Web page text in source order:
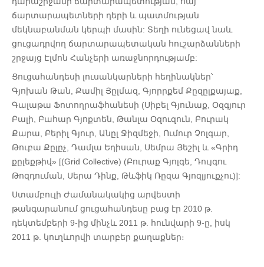
ճարտարապետների դերի և պատմության
մեկնաբանման կերպի մասին: Տեղի ունեցավ նաև
ցուցադրվող ճարտարապետական ​​հուշարձանների
շրջայց Էլմոն Հանչերի առաջնորդությամբ:
Ցուցահանդեսի լուսանկարների հեղինակներ՝
Գյոխան Թան, Քամիլ Յըլմազ, Գյորրքեմ Քըզըլքայաք,
Գալաթա Ֆոտողրաֆհանեսի (Սիբել Գյունաք, Օզգյուր
Բալի, Բահար Գյոքտեն, Թանլա Օզուզուն, Բուրակ
Քարա, Բերիլ Գյուր, Անըլ Ջիզմեջի, Ումուր Չոլգար,
Թուբա Քըլըչ, Դամլա Եդիսան, Սեմրա Յեշիլ և «Գրիդ
քըլեքթիվ» [(Grid Collective) (Բուրաք Գյոլգե, Դույգու
Թոզդուման, Սերա Դինք, Թևֆիկ Ռըզա Գյոզլյուքչու)]:
Ստամբուլի Ժամանակակից արվեստի
թանգարանում ցուցահանդեսը բաց էր 2010 թ.
դեկտեմբերի 9-ից մինչև 2011 թ. հունվարի 9-ը, իսկ
2011 թ. կուղևորվի տարբեր քաղաքներ։